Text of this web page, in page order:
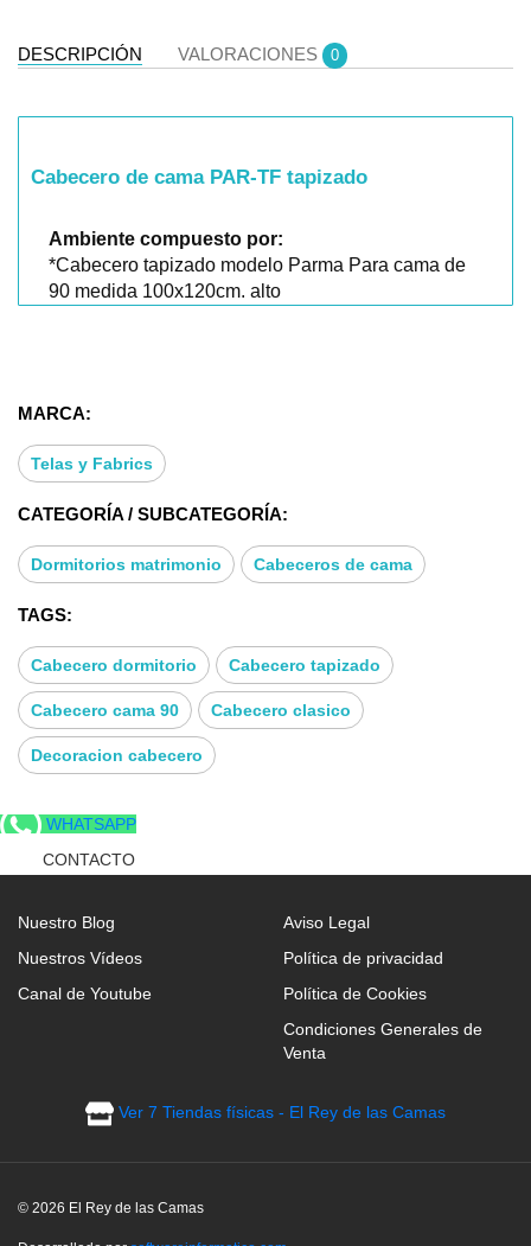
DESCRIPCIÓN VALORACIONES 0
Cabecero de cama PAR-TF tapizado
Ambiente compuesto por:
*Cabecero tapizado modelo Parma Para cama de
90 medida 100x120cm. alto
* TODAS LAS MEDIDAS DE CAMA
* CABECERO CON MARCO O SIN MARCO
* OREJAS CABEZAL RECTAS O CON FORMAS
COMPLEMENTOS OPCIONALES:
* PUERTO USB
* LAMPARA LED
* LUZ AMBIENTE LED
Cada pieza está tratada con el máximo cariño. El
cabecero PARMA se convierte en la pieza estrella
del dormitorio en que se encuentre, dando vida y
color sin dejarnos indiferentes. Y lo mejor de todo
es el precio, cabeceros tapizados modernos
económicos.
MARCA:
Telas y Fabrics
CATEGORÍA / SUBCATEGORÍA:
Dormitorios matrimonio Cabeceros de cama
TAGS:
Cabecero dormitorio Cabecero tapizado
Cabecero cama 90 Cabecero clasico
Decoracion cabecero
WHATSAPP
CONTACTO
Nuestro Blog
Nuestros Vídeos
Canal de Youtube
Aviso Legal
Política de privacidad
Política de Cookies
Condiciones Generales de
Venta
Ver 7 Tiendas físicas - El Rey de las Camas
© 2026 El Rey de las Camas